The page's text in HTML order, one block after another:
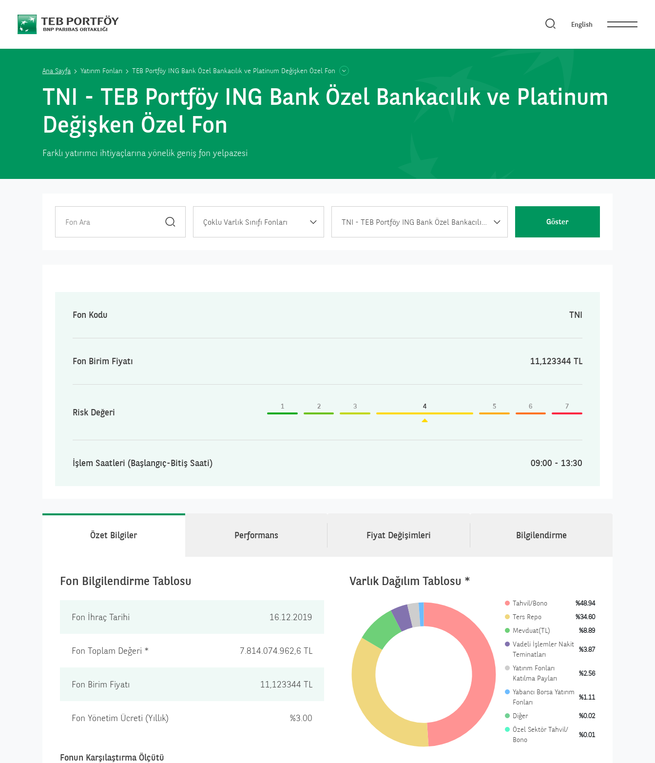
English
Ana Sayfa Yatırım Fonları TEB Portföy ING Bank Özel Bankacılık ve Platinum Değişken Özel Fon
TNI - TEB Portföy ING Bank Özel Bankacılık ve Platinum
Değişken Özel Fon
Farklı yatırımcı ihtiyaçlarına yönelik geniş fon yelpazesi
Çoklu Varlık Sınıfı Fonları TNI - TEB Portföy ING Bank Özel Bankacılık ve Platinum Değişken Özel Fon Göster
Fon Kodu TNI
Fon Birim Fiyatı 11,123344 TL
Risk Değeri
1 2 3 4 5 6 7
İşlem Saatleri (Başlangıç-Bitiş Saati) 09:00 - 13:30
Özet Bilgiler Performans Fiyat Değişimleri Bilgilendirme
Fon Bilgilendirme Tablosu
Fon İhraç Tarihi 16.12.2019
Fon Toplam Değeri * 7.814.074.962,6 TL
Fon Birim Fiyatı 11,123344 TL
Fon Yönetim Ücreti (Yıllık) %3.00
Fonun Karşılaştırma Ölçütü
Varlık Dağılım Tablosu *
Tahvil/Bono
%48.94
Ters Repo
%34.60
Mevduat(TL)
%8.89
Vadeli İşlemler Nakit
Teminatları
%3.87
Yatırım Fonları
Katılma Payları
%2.56
Yabancı Borsa Yatırım
Fonları
%1.11
Diğer
%0.02
Özel Sektör Tahvil/
Bono
%0.01